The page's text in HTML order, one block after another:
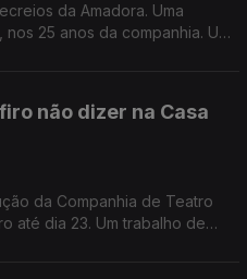
da Amadora. Uma
25 anos da companhia. Um
não dizer na Casa
da Companhia de Teatro
até dia 23. Um trabalho de